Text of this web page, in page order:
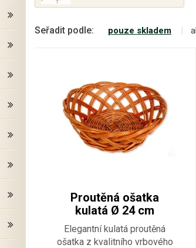
Seřadit podle: pouze skladem
Proutěná ošatka
kulatá Ø 24 cm
Elegantní kulatá proutěná
ošatka z kvalitního vrbového